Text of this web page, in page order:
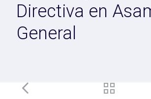
Directiva en
General